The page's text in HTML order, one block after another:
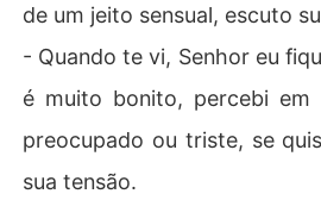
de um jeito sensual, escuto
- Quando te vi, Senhor eu
é muito bonito, percebi em
preocupado ou triste, se
sua tensão.